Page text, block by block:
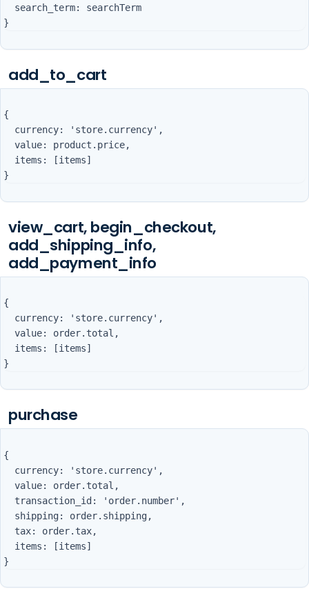
add_to_cart
{
view_cart, begin_checkout,
add_shipping_info,
add_payment_info
{
purchase
{